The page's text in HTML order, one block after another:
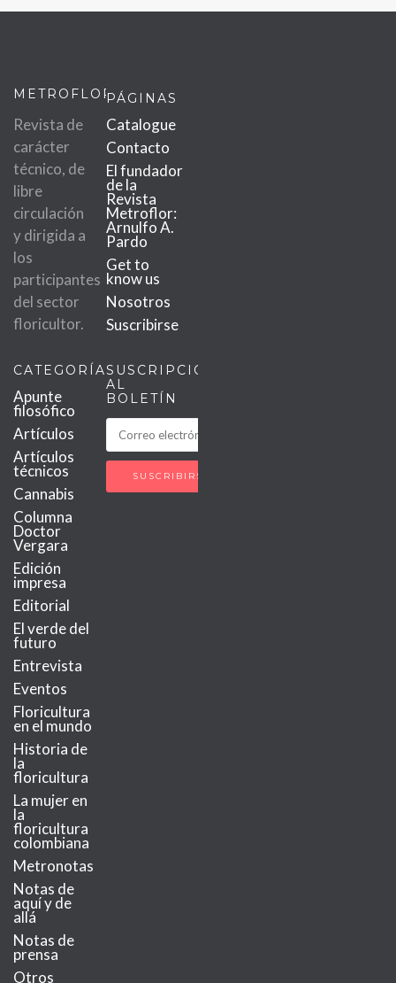
METROFLOR
Revista de
carácter
técnico, de
libre
circulación
y dirigida a
los
participantes
del sector
floricultor.
PÁGINAS
Catalogue
Contacto
El fundador
de la
Revista
Metroflor:
Arnulfo A.
Pardo
Get to
know us
Nosotros
Suscribirse
CATEGORÍAS
Apunte
filosófico
Artículos
Artículos
técnicos
Cannabis
Columna
Doctor
Vergara
Edición
impresa
Editorial
El verde del
futuro
Entrevista
Eventos
Floricultura
en el mundo
Historia de
la
floricultura
La mujer en
la
floricultura
colombiana
Metronotas
Notas de
aquí y de
allá
Notas de
prensa
Otros
SUSCRIPCIÓN
AL
BOLETÍN